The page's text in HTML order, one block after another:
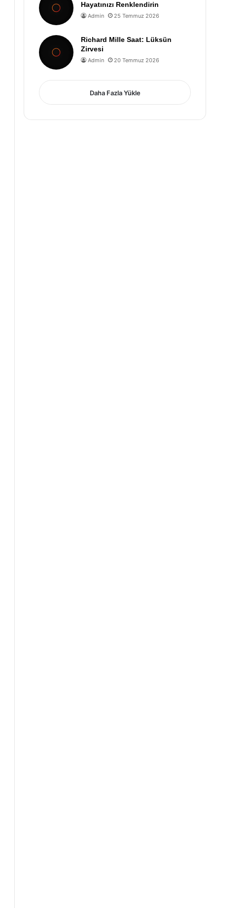
Hayatınızı Renklendirin
Admin 25 Temmuz 2026
Richard Mille Saat: Lüksün
Zirvesi
Admin 20 Temmuz 2026
Daha Fazla Yükle